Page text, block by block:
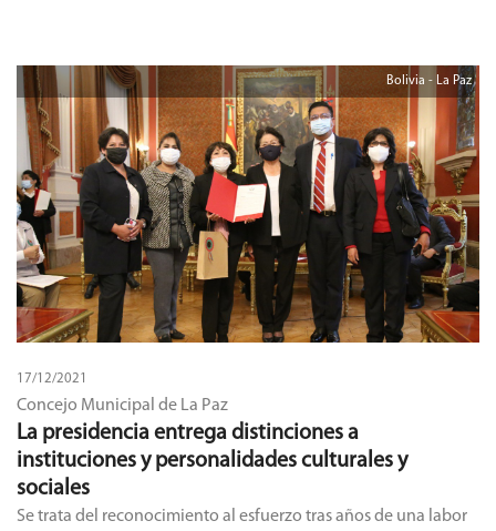
17/12/2021
Concejo Municipal de La Paz
Bolivia - La Paz
La presidencia entrega distinciones a
instituciones y personalidades culturales y
sociales
Se trata del reconocimiento al esfuerzo tras años de una labor